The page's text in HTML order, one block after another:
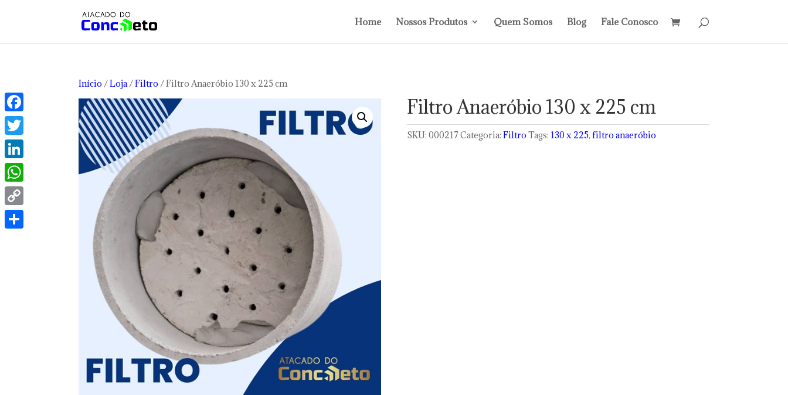
Home Nossos Produtos Quem Somos Blog Fale Conosco
Início /Loja/Filtro / Filtro Anaeróbio 130 x 225 cm
Filtro Anaeróbio 130 x 225 cm
SKU: 000217 Categoria: Filtro Tags: 130 x 225, filtro anaeróbio
Facebook
Twitter
LinkedIn
WhatsApp
Copy